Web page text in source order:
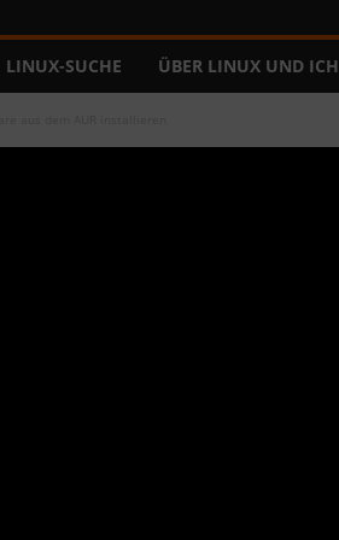
LINUX-SUCHE ÜBER LINUX UND ICH